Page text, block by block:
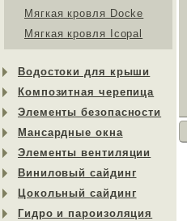
Мягкая кровля Docke
Мягкая кровля Icopal
Водостоки для крыши
Композитная черепица
Элементы безопасности
Мансардные окна
Элементы вентиляции
Виниловый сайдинг
Цокольный сайдинг
Гидро и пароизоляция